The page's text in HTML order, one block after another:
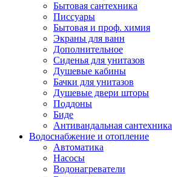
Бытовая сантехника
Писсуары
Бытовая и проф. химия
Экраны для ванн
Дополнительное
Сиденья для унитазов
Душевые кабины
Бачки для унитазов
Душевые двери шторы
Поддоны
Биде
Антивандальная сантехника
Водоснабжение и отопление
Автоматика
Насосы
Водонагреватели